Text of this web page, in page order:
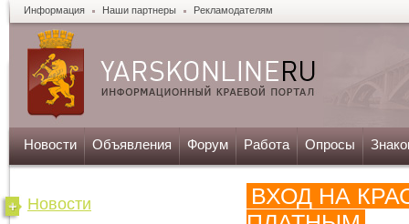
Информация Наши партнеры Рекламодателям
Новости Объявления Форум Работа Опросы
Новости
ВХОД НА